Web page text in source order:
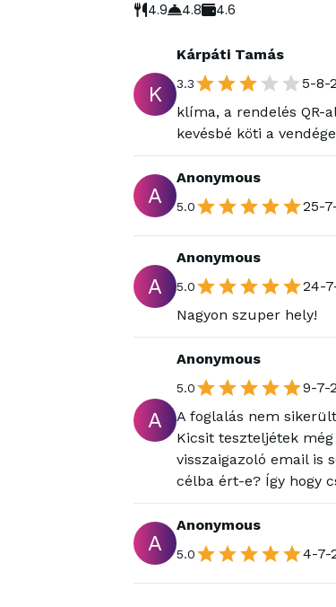
4.9 4.8 4.6
K
Kárpáti Tamás
3.3
5-8-
klíma, a rendelés QR-
kevésbé köti a
A
Anonymous
5.0 25-
A
Anonymous
5.0
24-
Nagyon szuper hely!
A
Anonymous
5.0
9-7-
A foglalás nem
Kicsit teszteljétek
visszaigazoló email is
célba ért-e? Így hogy
A
Anonymous
5.0 4-7-